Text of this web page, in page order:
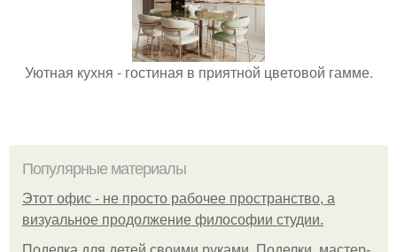
Уютная кухня - гостиная в приятной цветовой гамме.
Популярные материалы
Этот офис - не просто рабочее пространство, а
визуальное продолжение философии студии.